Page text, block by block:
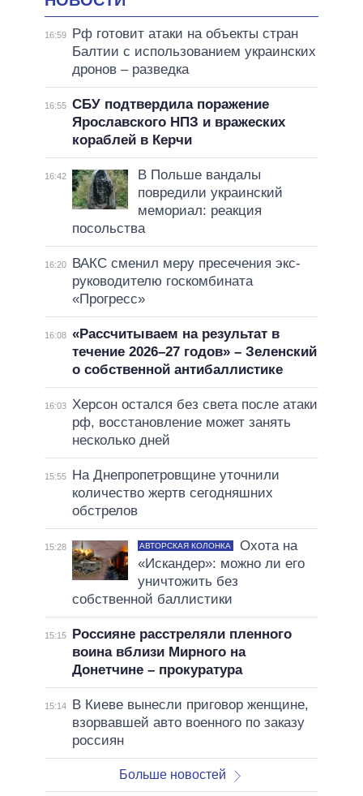
16:59
Рф готовит атаки на объекты стран
Балтии с использованием украинских
дронов – разведка
16:55 СБУ подтвердила поражение
Ярославского НПЗ и вражеских
кораблей в Керчи
16:42
В Польше вандалы
повредили украинский
мемориал: реакция
посольства
16:20
ВАКС сменил меру пресечения экс-
руководителю госкомбината
«Прогресс»
16:08 «Рассчитываем на результат в
течение 2026–27 годов» – Зеленский
о собственной антибаллистике
16:03 Херсон остался без света после атаки
рф, восстановление может занять
несколько дней
15:55
На Днепропетровщине уточнили
количество жертв сегодняшних
обстрелов
15:28 АВТОРСКАЯ КОЛОНКА
Охота на
«Искандер»: можно ли его
уничтожить без
собственной баллистики
15:15
Россияне расстреляли пленного
воина вблизи Мирного на
Донетчине – прокуратура
15:14
В Киеве вынесли приговор женщине,
взорвавшей авто военного по заказу
россиян
Больше новостей